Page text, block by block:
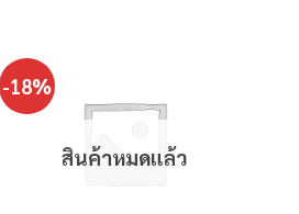
-18%
สินค้าหมดแล้ว